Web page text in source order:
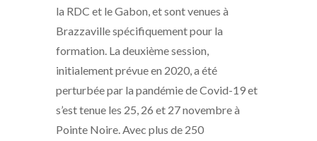
la RDC et le Gabon, et sont venues à
Brazzaville spécifiquement pour la
formation. La deuxième session,
initialement prévue en 2020, a été
perturbée par la pandémie de Covid-19 et
s’est tenue les 25, 26 et 27 novembre à
Pointe Noire. Avec plus de 250